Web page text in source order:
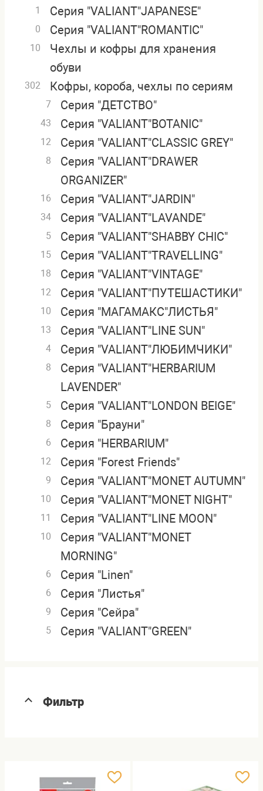
1 Серия "VALIANT"JAPANESE"
0 Серия "VALIANT"ROMANTIC"
10
Чехлы и кофры для хранения
обуви
302 Кофры, короба, чехлы по сериям
7 Серия "ДЕТСТВО"
43 Серия "VALIANT"BOTANIC"
12 Серия "VALIANT"CLASSIC GREY"
8
Серия "VALIANT"DRAWER
ORGANIZER"
16 Серия "VALIANT"JARDIN"
34 Серия "VALIANT"LAVANDE"
5 Серия "VALIANT"SHABBY CHIC"
15 Серия "VALIANT"TRAVELLING"
18 Серия "VALIANT"VINTAGE"
12 Серия "VALIANT"ПУТЕШАСТИКИ"
10 Серия "МАГАМАКС"ЛИСТЬЯ"
13 Серия "VALIANT"LINE SUN"
4 Серия "VALIANT"ЛЮБИМЧИКИ"
8
Серия "VALIANT"HERBARIUM
LAVENDER"
5 Серия "VALIANT"LONDON BEIGE"
8 Серия "Брауни"
6 Серия "HERBARIUM"
12 Серия "Forest Friends"
9 Серия "VALIANT"MONET AUTUMN"
10 Серия "VALIANT"MONET NIGHT"
11 Серия "VALIANT"LINE MOON"
10
Серия "VALIANT"MONET
MORNING"
6 Серия "Linen"
6 Серия "Листья"
9 Серия "Сейра"
5 Серия "VALIANT"GREEN"
Фильтр